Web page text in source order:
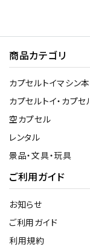
商品カテゴリ
カプセルトイマシン
カプセルトイ・カプセ
空カプセル
レンタル
景品・文具・玩具
ご利用ガイド
お知らせ
ご利用ガイド
利用規約